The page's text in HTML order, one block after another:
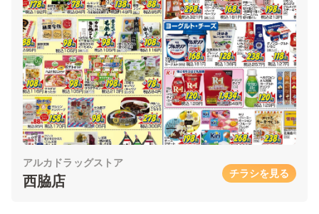
アルカドラッグストア
西脇店 チラシを見る